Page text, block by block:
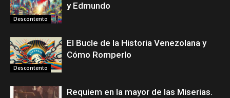
Descontento
y Edmundo
Descontento
El Bucle de la Historia Venezolana y
Cómo Romperlo
Requiem en la mayor de las Miserias.